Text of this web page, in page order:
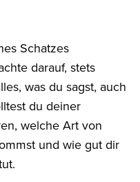
Schatzes
darauf, stets
was du sagst, auch
du deiner
welche Art von
und wie gut dir